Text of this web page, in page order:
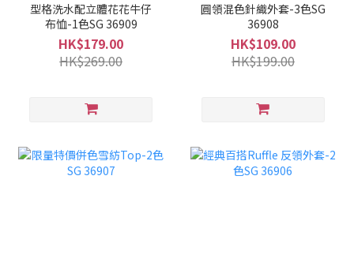
型格洗水配立體花花牛仔
布恤-1色SG 36909
HK$179.00
HK$269.00
圓領混色針織外套-3色SG
36908
HK$109.00
HK$199.00